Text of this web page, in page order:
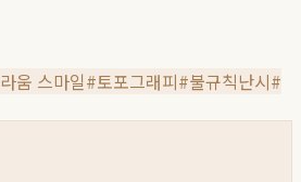
라움 스마일#토포그래피#불규칙난시#